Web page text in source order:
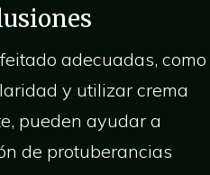
adecuadas, como
y utilizar crema
pueden ayudar a
de protuberancias